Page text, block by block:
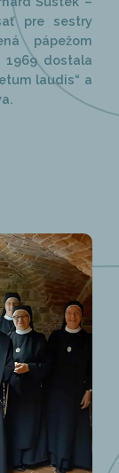
pre sestry
pápežom
1969 dostala
laudis“ a